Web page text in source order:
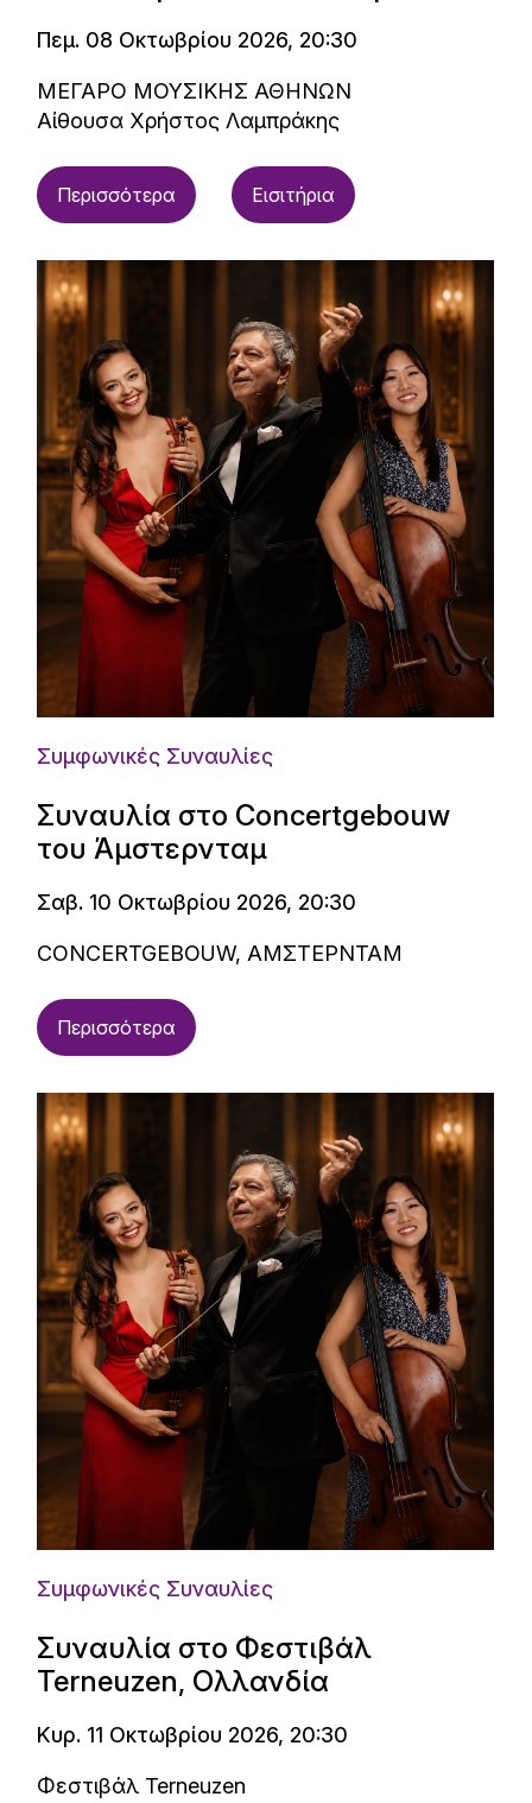
Πεμ. 08 Οκτωβρίου 2026, 20:30
ΜΕΓΑΡΟ ΜΟΥΣΙΚΗΣ ΑΘΗΝΩΝ
Αίθουσα Χρήστος Λαμπράκης
Περισσότερα Εισιτήρια
Συμφωνικές Συναυλίες
Συναυλία στο Concertgebouw
του Άμστερνταμ
Σαβ. 10 Οκτωβρίου 2026, 20:30
CONCERTGEBOUW, ΑΜΣΤΕΡΝΤΑΜ
Περισσότερα
Συμφωνικές Συναυλίες
Συναυλία στο Φεστιβάλ
Terneuzen, Ολλανδία
Κυρ. 11 Οκτωβρίου 2026, 20:30
Φεστιβάλ Terneuzen